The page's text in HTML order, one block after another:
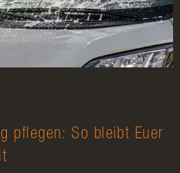
pflegen: So bleibt Euer